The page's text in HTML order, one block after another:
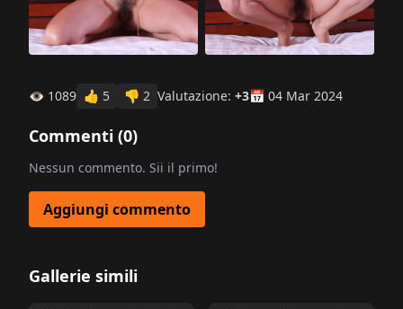
👁 1089 👍 5 👎 2 Valutazione: +3📅 04 Mar 2024
Commenti (0)
Nessun commento. Sii il primo!
Aggiungi commento
Gallerie simili